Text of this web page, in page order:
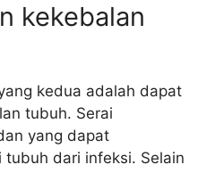
kekebalan
kedua adalah dapat
tubuh. Serai
yang dapat
dari infeksi. Selain